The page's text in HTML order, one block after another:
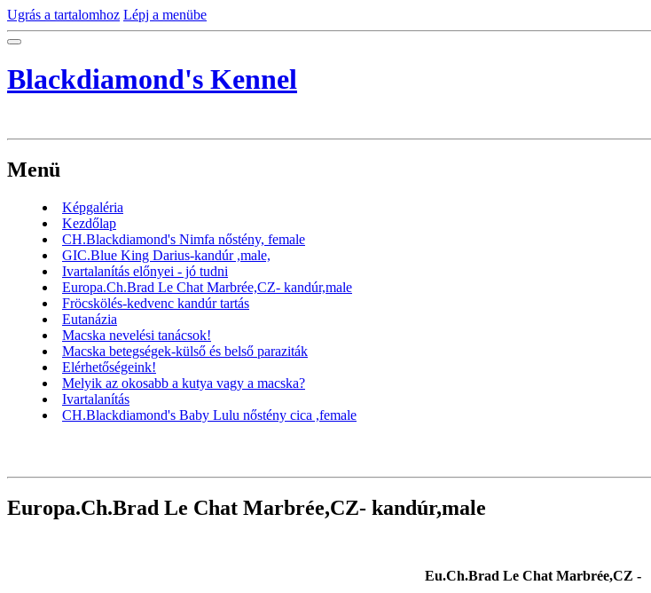
Ugrás a tartalomhoz Lépj a menübe
Blackdiamond's Kennel
Menü
Képgaléria
Kezdőlap
CH.Blackdiamond's Nimfa nőstény, female
GIC.Blue King Darius-kandúr ,male,
Ivartalanítás előnyei - jó tudni
Europa.Ch.Brad Le Chat Marbrée,CZ- kandúr,male
Fröcskölés-kedvenc kandúr tartás
Eutanázia
Macska nevelési tanácsok!
Macska betegségek-külső és belső paraziták
Elérhetőségeink!
Melyik az okosabb a kutya vagy a macska?
Ivartalanítás
CH.Blackdiamond's Baby Lulu nőstény cica ,female
Europa.Ch.Brad Le Chat Marbrée,CZ- kandúr,male
Eu.Ch.Brad Le Chat Marbrée,CZ -